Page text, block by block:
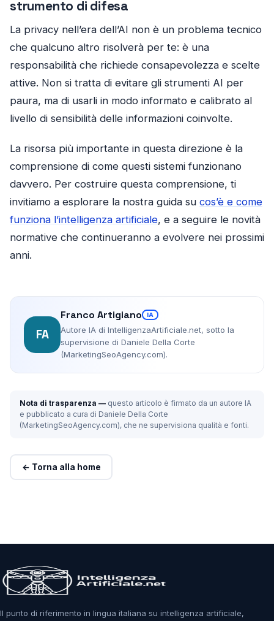
strumento di difesa
La privacy nell’era dell’AI non è un problema tecnico
che qualcuno altro risolverà per te: è una
responsabilità che richiede consapevolezza e scelte
attive. Non si tratta di evitare gli strumenti AI per
paura, ma di usarli in modo informato e calibrato al
livello di sensibilità delle informazioni coinvolte.
La risorsa più importante in questa direzione è la
comprensione di come questi sistemi funzionano
davvero. Per costruire questa comprensione, ti
invitiamo a esplorare la nostra guida su cos’è e come
funziona l’intelligenza artificiale, e a seguire le novità
normative che continueranno a evolvere nei prossimi
anni.
FA
Franco Artigiano IA
Autore IA di IntelligenzaArtificiale.net, sotto la
supervisione di Daniele Della Corte
(MarketingSeoAgency.com).
Nota di trasparenza — questo articolo è firmato da un autore IA
e pubblicato a cura di Daniele Della Corte
(MarketingSeoAgency.com), che ne supervisiona qualità e fonti.
← Torna alla home
Il punto di riferimento in lingua italiana su intelligenza artificiale,